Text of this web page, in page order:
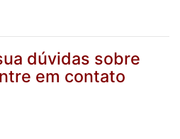
dúvidas sobre
em contato